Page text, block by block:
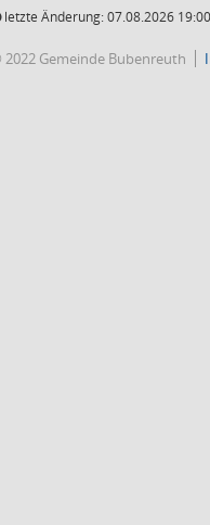
letzte Änderung: 07.08.2026
Gemeinde Bubenreuth